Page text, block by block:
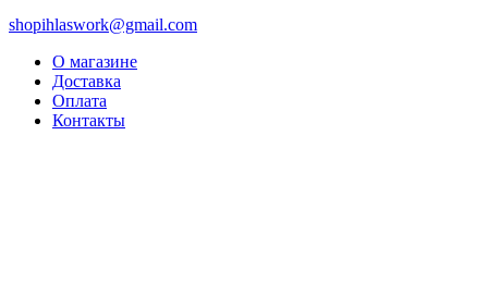
shopihlaswork@gmail.com
О магазине
Доставка
Оплата
Контакты